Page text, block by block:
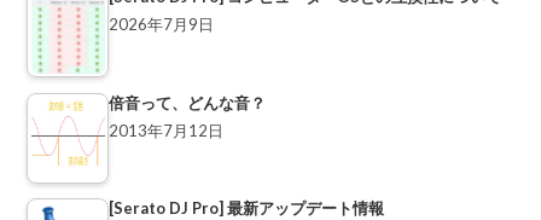
2026年7月9日
倍音って、どんな音？
2013年7月12日
[Serato DJ Pro] 最新アップデート情報